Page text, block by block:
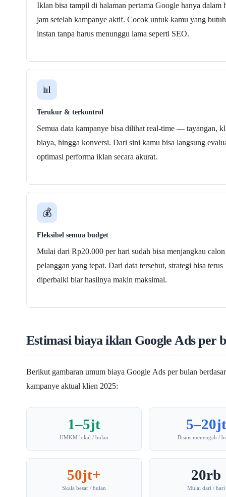
Iklan bisa tampil di halaman pertama Google hanya dalam
jam setelah kampanye aktif. Cocok untuk kamu yang
instan tanpa harus menunggu lama seperti SEO.
📊
Terukur & terkontrol
Semua data kampanye bisa dilihat real-time — tayangan,
biaya, hingga konversi. Dari sini kamu bisa langsung
optimasi performa iklan secara akurat.
💰
Fleksibel semua budget
Mulai dari Rp20.000 per hari sudah bisa menjangkau calon
pelanggan yang tepat. Dari data tersebut, strategi bisa terus
diperbaiki biar hasilnya makin maksimal.
Estimasi biaya iklan Google Ads per
Berikut gambaran umum biaya Google Ads per bulan
kampanye aktual klien 2025:
1–5jt
UMKM lokal / bulan
5–20jt
Bisnis menengah /
50jt+
Skala besar / bulan
20rb
Mulai dari / hari